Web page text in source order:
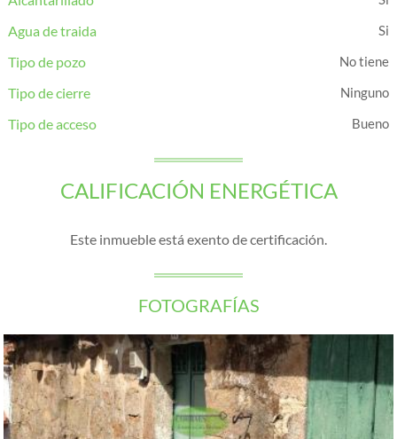
Agua de traida
Tipo de pozo
No tiene
Tipo de cierre Ninguno
Tipo de acceso Bueno
CALIFICACIÓN ENERGÉTICA
Este inmueble está exento de certificación.
FOTOGRAFÍAS